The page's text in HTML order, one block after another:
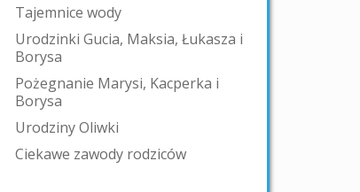
Tajemnice wody
Urodzinki Gucia, Maksia, Łukasza i
Borysa
Pożegnanie Marysi, Kacperka i
Borysa
Urodziny Oliwki
Ciekawe zawody rodziców